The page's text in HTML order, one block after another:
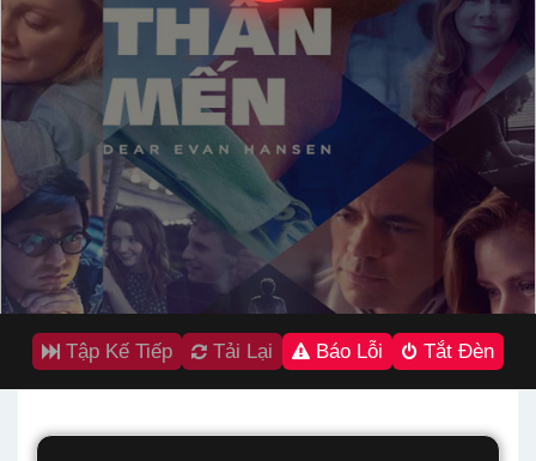
Tập Kế Tiếp Tải Lại Báo Lỗi Tắt Đèn